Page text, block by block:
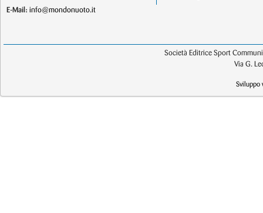
E-Mail: info@mondonuoto.it
Società Editrice Sport
Via G.
Sviluppo